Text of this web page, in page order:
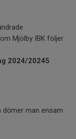
Mjölby IBK följer.
2024/20245
dömer man ensam